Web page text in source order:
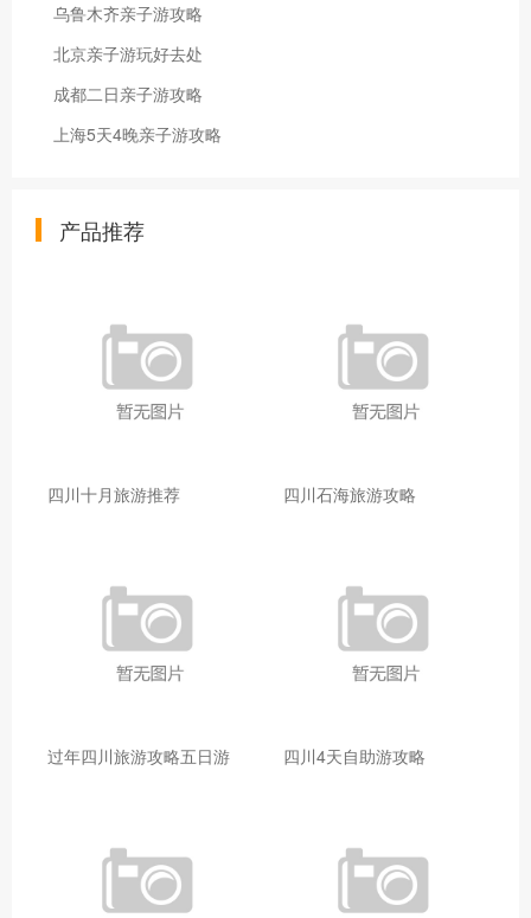
乌鲁木齐亲子游攻略
北京亲子游玩好去处
成都二日亲子游攻略
上海5天4晚亲子游攻略
产品推荐
四川十月旅游推荐 四川石海旅游攻略
过年四川旅游攻略五日游 四川4天自助游攻略